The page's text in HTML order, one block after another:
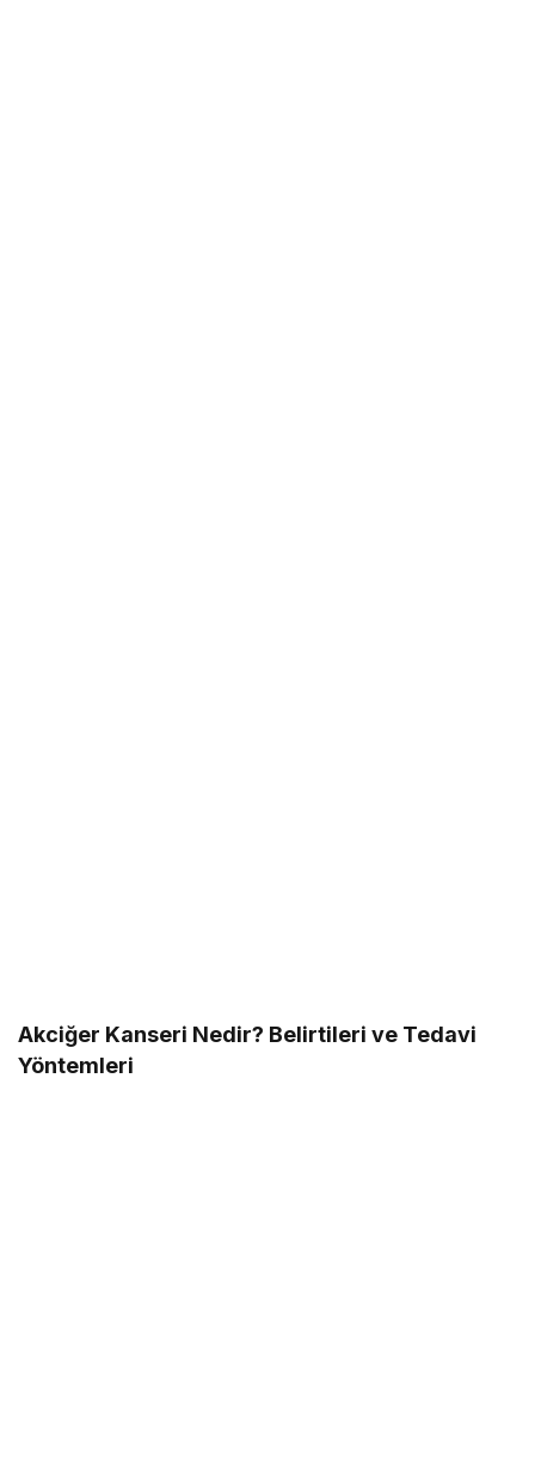
Akciğer Kanseri Nedir? Belirtileri ve Tedavi
Yöntemleri